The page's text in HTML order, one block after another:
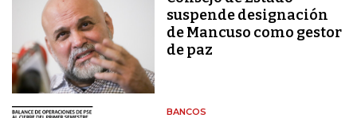
suspende designación
de Mancuso como gestor
de paz
BANCOS